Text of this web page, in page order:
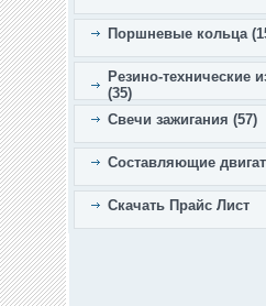
Поршневые кольца
Резино-технические
(35)
Свечи зажигания (57)
Составляющие
Скачать Прайс Лист